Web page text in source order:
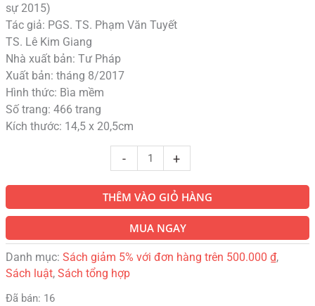
sự 2015)
Tác giả: PGS. TS. Phạm Văn Tuyết
TS. Lê Kim Giang
Nhà xuất bản: Tư Pháp
Xuất bản: tháng 8/2017
Hình thức: Bìa mềm
Số trang: 466 trang
Kích thước: 14,5 x 20,5cm
- +
THÊM VÀO GIỎ HÀNG
MUA NGAY
Danh mục: Sách giảm 5% với đơn hàng trên 500.000 ₫,
Sách luật, Sách tổng hợp
Đã bán: 16